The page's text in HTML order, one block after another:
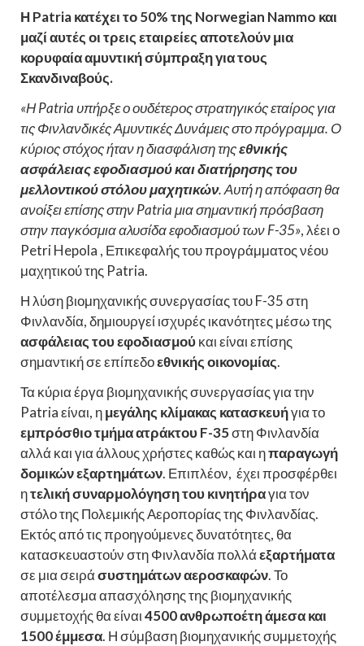
Η Patria κατέχει το 50% της Norwegian Nammo και
μαζί αυτές οι τρεις εταιρείες αποτελούν μια
κορυφαία αμυντική σύμπραξη για τους
Σκανδιναβούς.
«Η Patria υπήρξε ο ουδέτερος στρατηγικός εταίρος για
τις Φινλανδικές Αμυντικές Δυνάμεις στο πρόγραμμα. Ο
κύριος στόχος ήταν η διασφάλιση τηςεθνικής
ασφάλειας εφοδιασμού και διατήρησης του
μελλοντικού στόλου μαχητικών. Αυτή η απόφαση θα
ανοίξει επίσης στην Patria μια σημαντική πρόσβαση
στην παγκόσμια αλυσίδα εφοδιασμού των F-35», λέει ο
Petri Hepola , Επικεφαλής του προγράμματος νέου
μαχητικού της Patria.
Η λύση βιομηχανικής συνεργασίας του F-35 στη
Φινλανδία, δημιουργεί ισχυρές ικανότητες μέσω της
ασφάλειας του εφοδιασμούκαι είναι επίσης
σημαντική σε επίπεδοεθνικής οικονομίας.
Τα κύρια έργα βιομηχανικής συνεργασίας για την
Patria είναι, ημεγάλης κλίμακας κατασκευήγια το
εμπρόσθιο τμήμα ατράκτου F-35στη Φινλανδία
αλλά και για άλλους χρήστες καθώς και ηπαραγωγή
δομικών εξαρτημάτων. Επιπλέον, έχει προσφέρθει
ητελική συναρμολόγηση του κινητήραγια τον
στόλο της Πολεμικής Αεροπορίας της Φινλανδίας.
Εκτός από τις προηγούμενες δυνατότητες, θα
κατασκευαστούν στη Φινλανδία πολλάεξαρτήματα
σε μια σειράσυστημάτων αεροσκαφών. Το
αποτέλεσμα απασχόλησης της βιομηχανικής
συμμετοχής θα είναι4500 ανθρωποέτη άμεσα και
1500 έμμεσα. Η σύμβαση βιομηχανικής συμμετοχής